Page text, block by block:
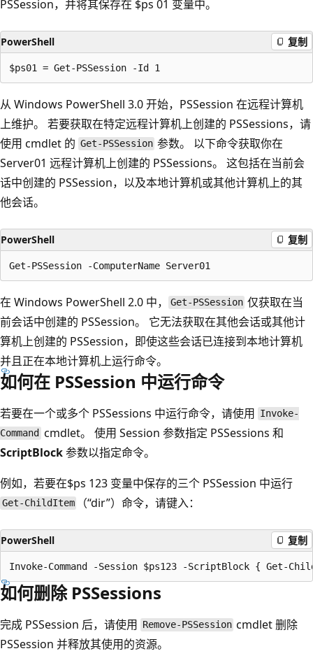
PSSession，并将其保存在 $ps 01 变量中。
PowerShell 复制
从 Windows PowerShell 3.0 开始，PSSession 在远程计算机
上维护。 若要获取在特定远程计算机上创建的 PSSessions，请
使用 cmdlet 的 Get-PSSession 参数。 以下命令获取你在
Server01 远程计算机上创建的 PSSessions。 这包括在当前会
话中创建的 PSSession，以及本地计算机或其他计算机上的其
他会话。
PowerShell 复制
在 Windows PowerShell 2.0 中， Get-PSSession 仅获取在当
前会话中创建的 PSSession。 它无法获取在其他会话或其他计
算机上创建的 PSSession，即使这些会话已连接到本地计算机
并且正在本地计算机上运行命令。
如何在 PSSession 中运行命令
若要在一个或多个 PSSessions 中运行命令，请使用 Invoke-
Command cmdlet。 使用 Session 参数指定 PSSessions 和
ScriptBlock参数以指定命令。
例如，若要在$ps 123 变量中保存的三个 PSSession 中运行
Get-ChildItem （“dir”）命令，请键入：
PowerShell 复制
如何删除 PSSessions
完成 PSSession 后，请使用 Remove-PSSession cmdlet 删除
PSSession 并释放其使用的资源。